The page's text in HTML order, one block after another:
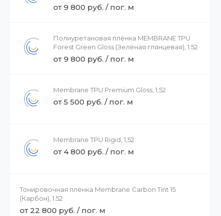
от 9 800 руб. / пог. м
Полиуретановая плёнка MEMBRANE TPU
Forest Green Gloss (Зелёная глянцевая), 1.52
от 9 800 руб. / пог. м
Membrane TPU Premium Gloss, 1,52
от 5 500 руб. / пог. м
Membrane TPU Rigid, 1,52
от 4 800 руб. / пог. м
Тонировочная плёнка Membrane Carbon Tint 15
(Карбон), 1.52
от 22 800 руб. / пог. м